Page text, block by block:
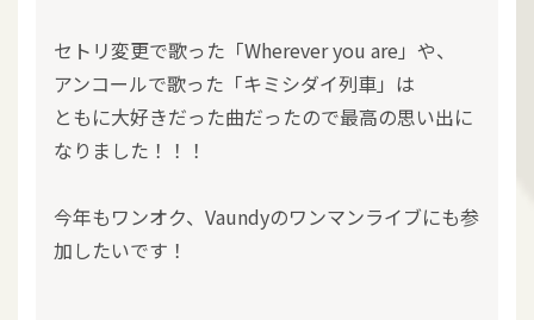
セトリ変更で歌った「Wherever you are」や、
アンコールで歌った「キミシダイ列車」は
ともに大好きだった曲だったので最高の思い出に
なりました！！！
今年もワンオク、Vaundyのワンマンライブにも参
加したいです！